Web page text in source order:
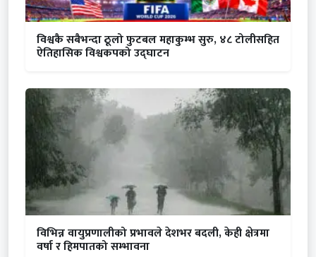
विश्वकै सबैभन्दा ठूलो फुटबल महाकुम्भ सुरु, ४८ टोलीसहित
ऐतिहासिक विश्वकपको उद्घाटन
विभिन्न वायुप्रणालीको प्रभावले देशभर बदली, केही क्षेत्रमा
वर्षा र हिमपातको सम्भावना